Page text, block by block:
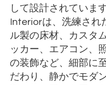
して設計されていま
Interiorは、洗練され
ル製の床材、カスタ
ッカー、エアコン、
の装飾など、細部に
だわり、静かでモダ